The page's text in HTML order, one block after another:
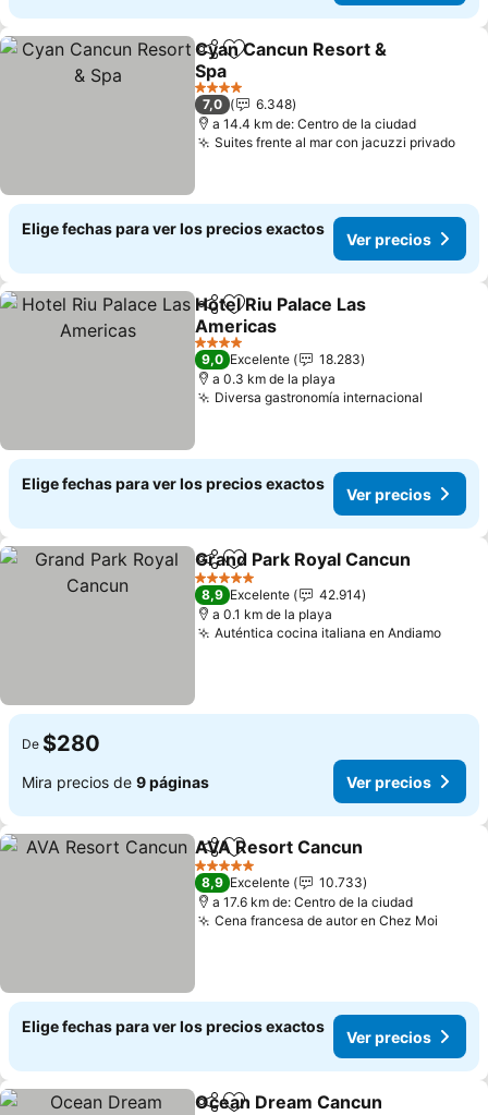
CompartirAgregar a favoritos
Cyan Cancun Resort &
Spa
Ver precios
4 Estrellas
7,0
6.348
a 14.4 km de: Centro de la ciudad
Suites frente al mar con jacuzzi privadoVer
Elige fechas para ver los precios exactos
Ver precios
CompartirAgregar a favoritos
Hotel Riu Palace Las
Americas
Ver precios
4 Estrellas
9,0 Excelente
18.283
a 0.3 km de la playa
Diversa gastronomía internacional
Elige fechas para ver los precios exactos
Ver precios
CompartirAgregar a favoritos
Grand Park Royal Cancun
5 Estrellas
8,9 Excelente
42.914
a 0.1 km de la playa
Auténtica cocina italiana en AndiamoVer
De $280
Mira precios de 9 páginas Ver precios
CompartirAgregar a favoritos
AVA Resort Cancun
5 Estrellas
8,9 Excelente
10.733
a 17.6 km de: Centro de la ciudad
Cena francesa de autor en Chez Moi
Elige fechas para ver los precios exactos
Ver precios
Ocean Dream Cancun